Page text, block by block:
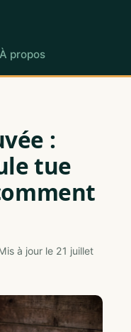
À propos
:
tue
à jour le 21 juillet